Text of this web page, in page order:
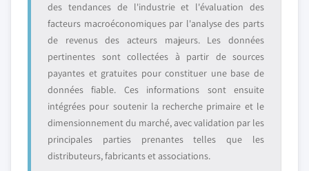
des tendances de l'industrie et l'évaluation des
facteurs macroéconomiques par l'analyse des parts
de revenus des acteurs majeurs. Les données
pertinentes sont collectées à partir de sources
payantes et gratuites pour constituer une base de
données fiable. Ces informations sont ensuite
intégrées pour soutenir la recherche primaire et le
dimensionnement du marché, avec validation par les
principales parties prenantes telles que les
distributeurs, fabricants et associations.